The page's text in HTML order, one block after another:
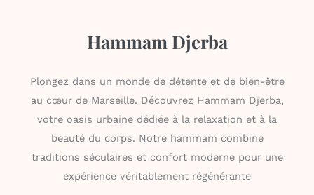
Hammam Djerba
Plongez dans un monde de détente et de bien-être
au cœur de Marseille. Découvrez Hammam Djerba,
votre oasis urbaine dédiée à la relaxation et à la
beauté du corps. Notre hammam combine
traditions séculaires et confort moderne pour une
expérience véritablement régénérante